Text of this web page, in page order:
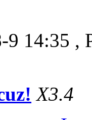
9 14:35 ,
X3.4